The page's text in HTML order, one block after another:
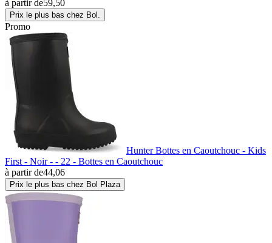
à partir de59,50
Prix le plus bas chez Bol.
Promo
Hunter Bottes en Caoutchouc - Kids
First - Noir - - 22 - Bottes en Caoutchouc
à partir de44,06
Prix le plus bas chez Bol Plaza